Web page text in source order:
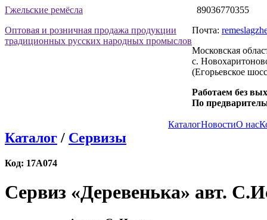
Гжельские ремёсла
Оптовая и розничная продажа продукции
традиционных русских народных промыслов
89036770355
Почта:
Московская
с.
(Егорьевское
Работаем без
По
КаталогНовостиО нас
Каталог / Сервизы
Код: 17А074
Сервиз «Деревенька» авт.